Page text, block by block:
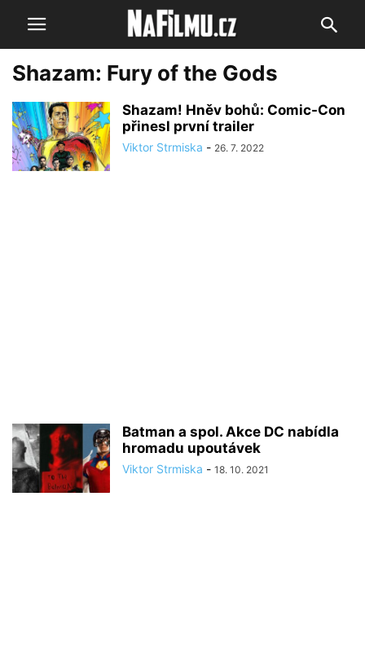
Shazam: Fury of the Gods
Shazam! Hněv bohů: Comic-Con
přinesl první trailer
Viktor Strmiska - 26. 7. 2022
Batman a spol. Akce DC nabídla
hromadu upoutávek
Viktor Strmiska - 18. 10. 2021